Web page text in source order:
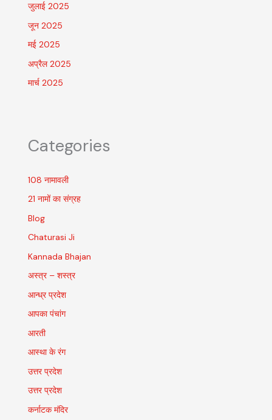
जुलाई 2025
जून 2025
मई 2025
अप्रैल 2025
मार्च 2025
Categories
108 नामावली
21 नामों का संग्रह
Blog
Chaturasi Ji
Kannada Bhajan
अस्त्र – शस्त्र
आन्ध्र प्रदेश
आपका पंचांग
आरती
आस्था के रंग
उत्तर प्रदेश
उत्तर प्रदेश
कर्नाटक मंदिर